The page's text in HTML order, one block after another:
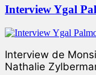
Interview Ygal
Interview de
Nathalie